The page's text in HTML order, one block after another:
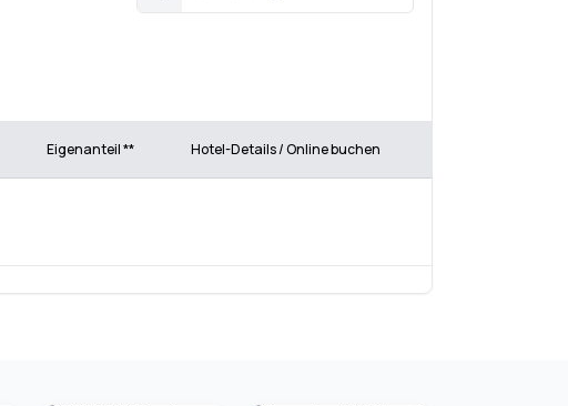
Eigenanteil ** Hotel-Details / Online buchen